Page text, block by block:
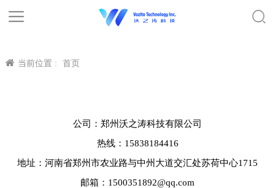
当前位置 : 首页
公司：郑州沃之涛科技有限公司
热线：15838184416
地址：河南省郑州市农业路与中州大道交汇处苏荷中心1715
邮箱：1500351892@qq.com